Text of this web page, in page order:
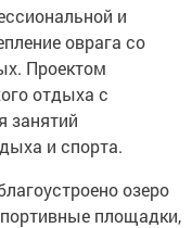
и
оврага со
Проектом
отдыха с
занятий
и спорта.
озеро
площадки,